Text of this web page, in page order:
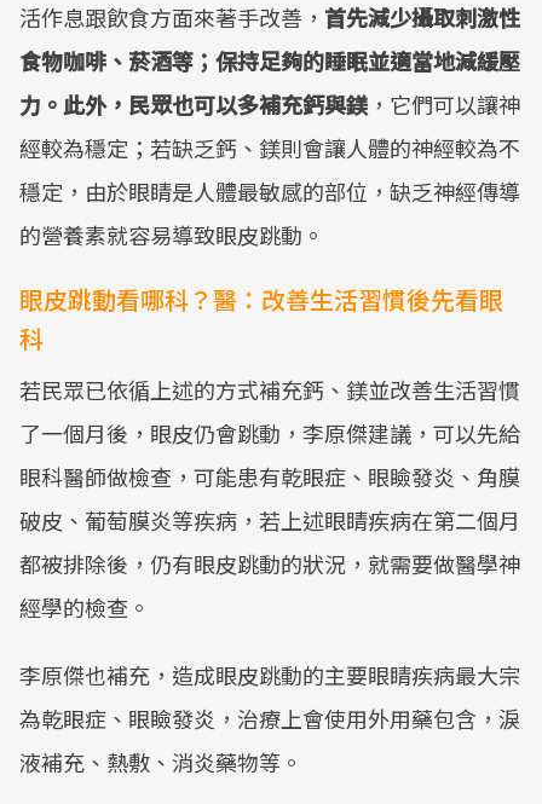
活作息跟飲食方面來著手改善， 首先減少攝取刺激性
食物咖啡、菸酒等；保持足夠的睡眠並適當地減緩壓
力。此外，民眾也可以多補充鈣與鎂 ，它們可以讓神
經較為穩定；若缺乏鈣、鎂則會讓人體的神經較為不
穩定，由於眼睛是人體最敏感的部位，缺乏神經傳導
的營養素就容易導致眼皮跳動。
眼皮跳動看哪科？醫：改善生活習慣後先看眼
科
若民眾已依循上述的方式補充鈣、鎂並改善生活習慣
了一個月後，眼皮仍會跳動，李原傑建議，可以先給
眼科醫師做檢查，可能患有乾眼症、眼瞼發炎、角膜
破皮、葡萄膜炎等疾病，若上述眼睛疾病在第二個月
都被排除後，仍有眼皮跳動的狀況，就需要做醫學神
經學的檢查。
李原傑也補充，造成眼皮跳動的主要眼睛疾病最大宗
為乾眼症、眼瞼發炎，治療上會使用外用藥包含，淚
液補充、熱敷、消炎藥物等。